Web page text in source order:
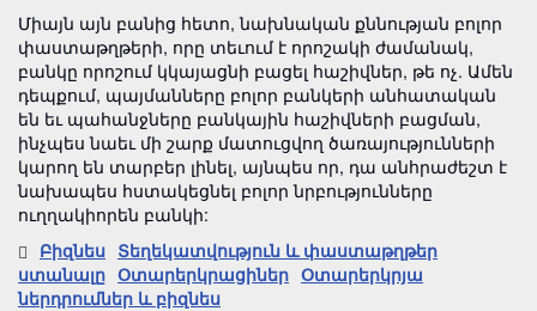
Միայն այն բանից հետո, նախնական քննության բոլոր
փաստաթղթերի, որը տեւում է որոշակի ժամանակ,
բանկը որոշում կկայացնի բացել հաշիվներ, թե ոչ. Ամեն
դեպքում, պայմանները բոլոր բանկերի անհատական
են եւ պահանջները բանկային հաշիվների բացման,
ինչպես նաեւ մի շարք մատուցվող ծառայությունների
կարող են տարբեր լինել, այնպես որ, դա անհրաժեշտ է
նախապես հստակեցնել բոլոր նրբությունները
ուղղակիորեն բանկի:
Բիզնես Տեղեկատվություն և փաստաթղթեր
ստանալը Օտարերկրացիներ Օտարերկրյա
ներդրումներ և բիզնես